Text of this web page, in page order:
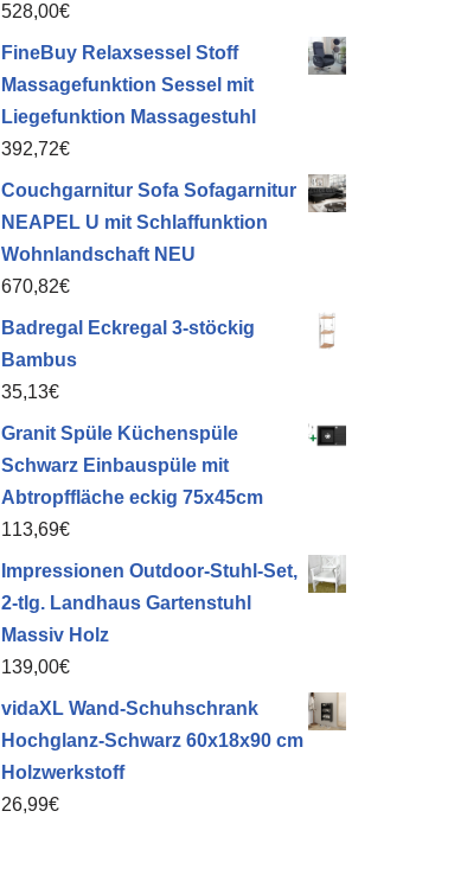
528,00€
FineBuy Relaxsessel Stoff
Massagefunktion Sessel mit
Liegefunktion Massagestuhl
392,72€
Couchgarnitur Sofa Sofagarnitur
NEAPEL U mit Schlaffunktion
Wohnlandschaft NEU
670,82€
Badregal Eckregal 3-stöckig
Bambus
35,13€
Granit Spüle Küchenspüle
Schwarz Einbauspüle mit
Abtropffläche eckig 75x45cm
113,69€
Impressionen Outdoor-Stuhl-Set,
2-tlg. Landhaus Gartenstuhl
Massiv Holz
139,00€
vidaXL Wand-Schuhschrank
Hochglanz-Schwarz 60x18x90 cm
Holzwerkstoff
26,99€